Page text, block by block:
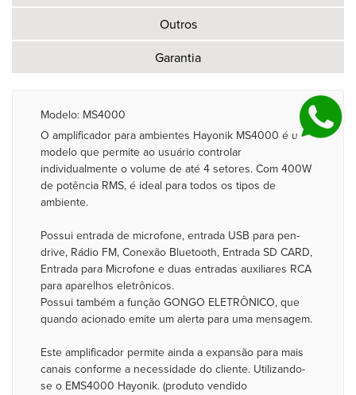
Outros
Garantia
Modelo: MS4000
O amplificador para ambientes Hayonik MS4000 é um
modelo que permite ao usuário controlar
individualmente o volume de até 4 setores. Com 400W
de potência RMS, é ideal para todos os tipos de
ambiente.
Possui entrada de microfone, entrada USB para pen-
drive, Rádio FM, Conexão Bluetooth, Entrada SD CARD,
Entrada para Microfone e duas entradas auxiliares RCA
para aparelhos eletrônicos.
Possui também a função GONGO ELETRÔNICO, que
quando acionado emite um alerta para uma mensagem.
Este amplificador permite ainda a expansão para mais
canais conforme a necessidade do cliente. Utilizando-
se o EMS4000 Hayonik. (produto vendido